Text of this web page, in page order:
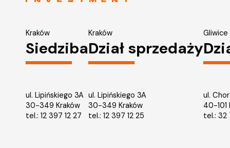
Kraków
Siedziba
ul. Lipińskiego 3A
30-349 Kraków
tel.: 12 397 12 27
Kraków
Dział sprzedaży
ul. Lipińskiego 3A
30-349 Kraków
tel.: 12 397 12 25
Gliwice
ul.
40-101
tel.: 32